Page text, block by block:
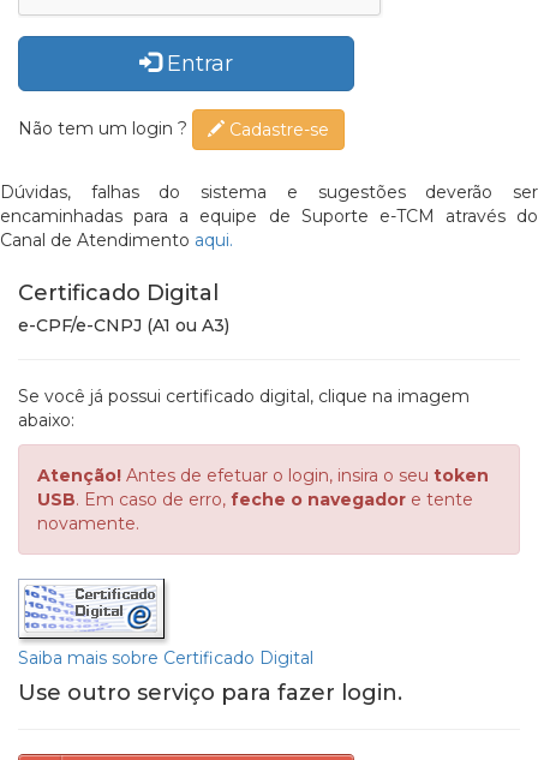
Entrar
Não tem um login ? Cadastre-se
Dúvidas, falhas do sistema e sugestões deverão ser
encaminhadas para a equipe de Suporte e-TCM através do
Canal de Atendimento aqui.
Certificado Digital
e-CPF/e-CNPJ (A1 ou A3)
Se você já possui certificado digital, clique na imagem
abaixo:
Atenção! Antes de efetuar o login, insira o seu token
USB. Em caso de erro, feche o navegador e tente
novamente.
Saiba mais sobre Certificado Digital
Use outro serviço para fazer login.